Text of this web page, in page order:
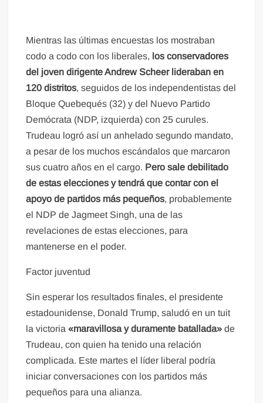
Mientras las últimas encuestas los mostraban
codo a codo con los liberales, los conservadores
del joven dirigente Andrew Scheer lideraban en
120 distritos, seguidos de los independentistas del
Bloque Quebequés (32) y del Nuevo Partido
Demócrata (NDP, izquierda) con 25 curules.
Trudeau logró así un anhelado segundo mandato,
a pesar de los muchos escándalos que marcaron
sus cuatro años en el cargo. Pero sale debilitado
de estas elecciones y tendrá que contar con el
apoyo de partidos más pequeños, probablemente
el NDP de Jagmeet Singh, una de las
revelaciones de estas elecciones, para
mantenerse en el poder.
Factor juventud
Sin esperar los resultados finales, el presidente
estadounidense, Donald Trump, saludó en un tuit
la victoria «maravillosa y duramente batallada» de
Trudeau, con quien ha tenido una relación
complicada. Este martes el líder liberal podría
iniciar conversaciones con los partidos más
pequeños para una alianza.